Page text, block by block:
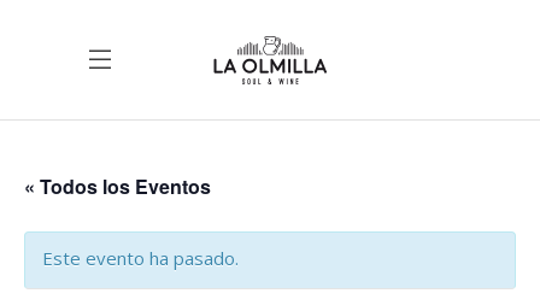
« Todos los Eventos
Este evento ha pasado.